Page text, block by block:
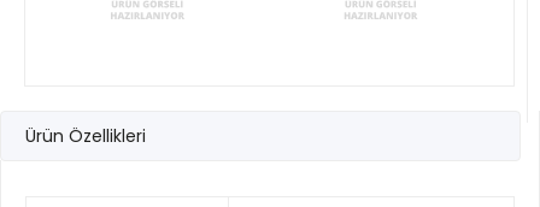
Ürün Özellikleri